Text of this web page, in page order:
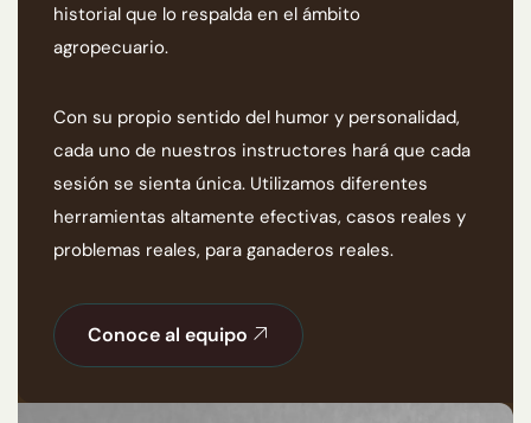
historial que lo respalda en el ámbito
agropecuario.
Con su propio sentido del humor y personalidad,
cada uno de nuestros instructores hará que cada
sesión se sienta única. Utilizamos diferentes
herramientas altamente efectivas, casos reales y
problemas reales, para ganaderos reales.
Conoce al equipo